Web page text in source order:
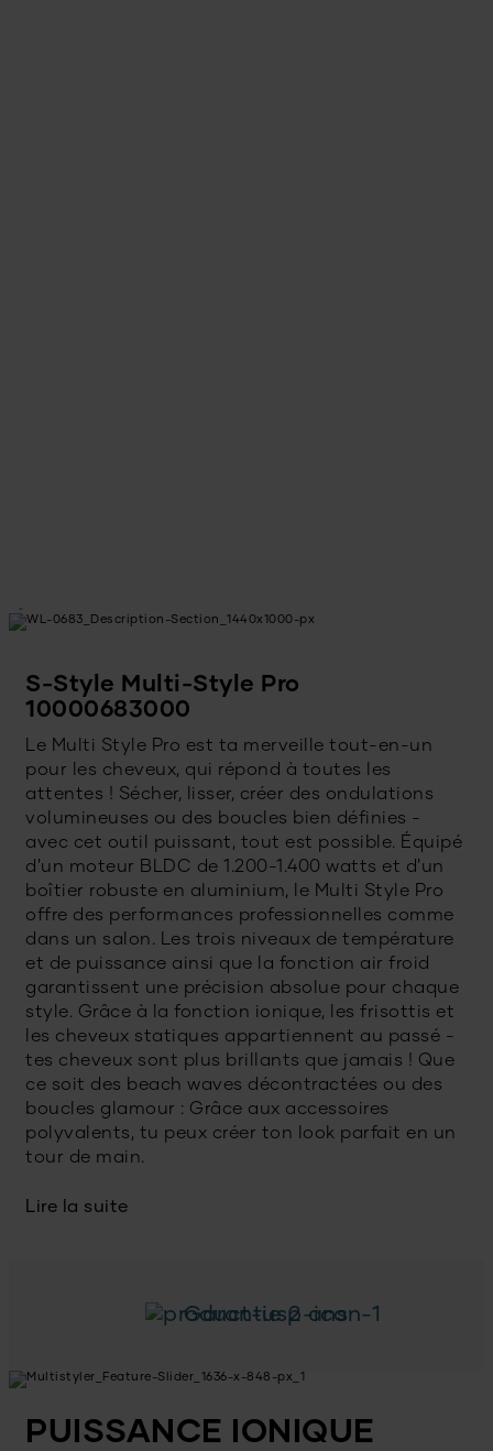
S-Style Multi-Style Pro
10000683000
Le Multi Style Pro est ta merveille tout-en-un
pour les cheveux, qui répond à toutes les
attentes ! Sécher, lisser, créer des ondulations
volumineuses ou des boucles bien définies -
avec cet outil puissant, tout est possible. Équipé
d'un moteur BLDC de 1.200-1.400 watts et d'un
boîtier robuste en aluminium, le Multi Style Pro
offre des performances professionnelles comme
dans un salon. Les trois niveaux de température
et de puissance ainsi que la fonction air froid
garantissent une précision absolue pour chaque
style. Grâce à la fonction ionique, les frisottis et
les cheveux statiques appartiennent au passé -
tes cheveux sont plus brillants que jamais ! Que
ce soit des beach waves décontractées ou des
boucles glamour : Grâce aux accessoires
polyvalents, tu peux créer ton look parfait en un
tour de main.
Lire la suite
Garantie 2 ans
PUISSANCE IONIQUE